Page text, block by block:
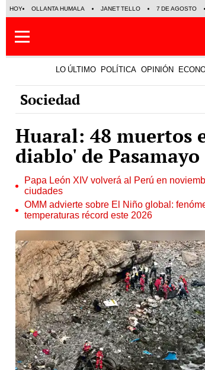
HOY OLLANTA HUMALA JANET TELLO 7 DE AGOSTO
LO ÚLTIMO POLÍTICA OPINIÓN
Sociedad
Huaral: 48 muertos
diablo' de Pasamayo
Papa León XIV volverá al Perú en
ciudades
OMM advierte sobre El Niño global:
temperaturas récord este 2026